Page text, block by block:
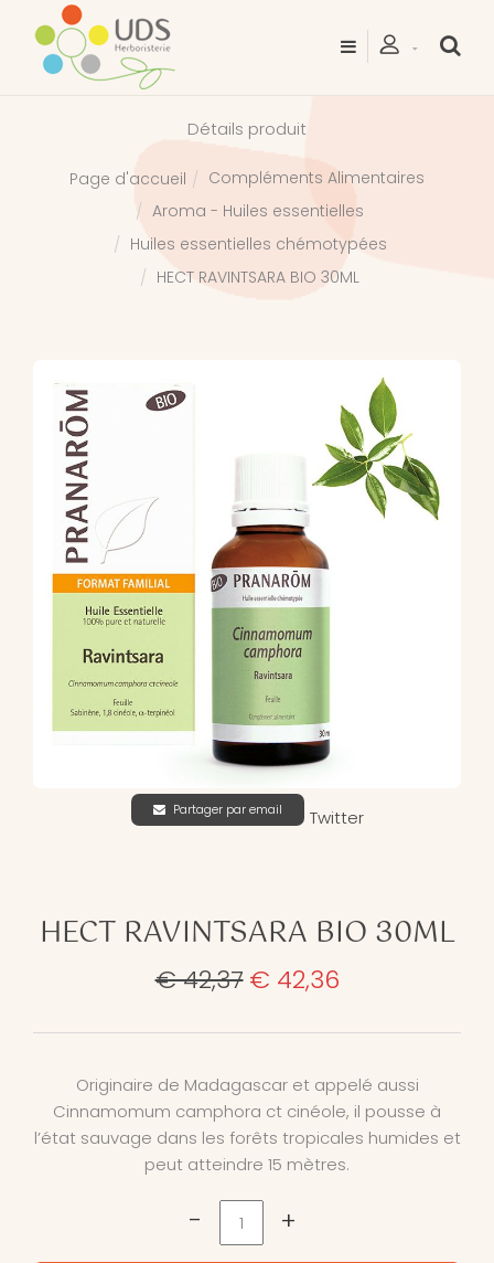
Détails produit
Page d'accueil
Compléments Alimentaires
Aroma - Huiles essentielles
Huiles essentielles chémotypées
HECT RAVINTSARA BIO 30ML
Partager par email Twitter
HECT RAVINTSARA BIO 30ML
€ 42,37 € 42,36
Originaire de Madagascar et appelé aussi
Cinnamomum camphora ct cinéole, il pousse à
l’état sauvage dans les forêts tropicales humides et
peut atteindre 15 mètres.
- +